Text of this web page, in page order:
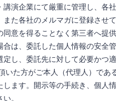
演企業にて厳重に管理し、各
た各社のメルマガに登録させ
意を得ることなく第三者へ提
は、委託した個人情報の安全
し、委託先に対して必要かつ
た方がご本人（代理人）であ
ます。開示等の手続き、個人
。